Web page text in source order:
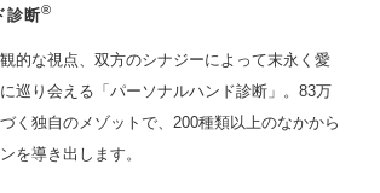
診断®
的な視点、双方のシナジーによって末永く愛
巡り会える「パーソナルハンド診断」。83万
く独自のメゾットで、200種類以上のなかから
を導き出します。